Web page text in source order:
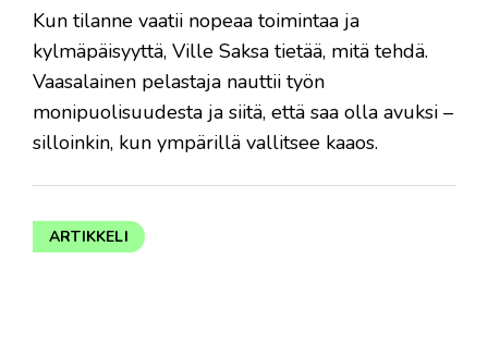
Kun tilanne vaatii nopeaa toimintaa ja
kylmäpäisyyttä, Ville Saksa tietää, mitä tehdä.
Vaasalainen pelastaja nauttii työn
monipuolisuudesta ja siitä, että saa olla avuksi –
silloinkin, kun ympärillä vallitsee kaaos.
ARTIKKELI